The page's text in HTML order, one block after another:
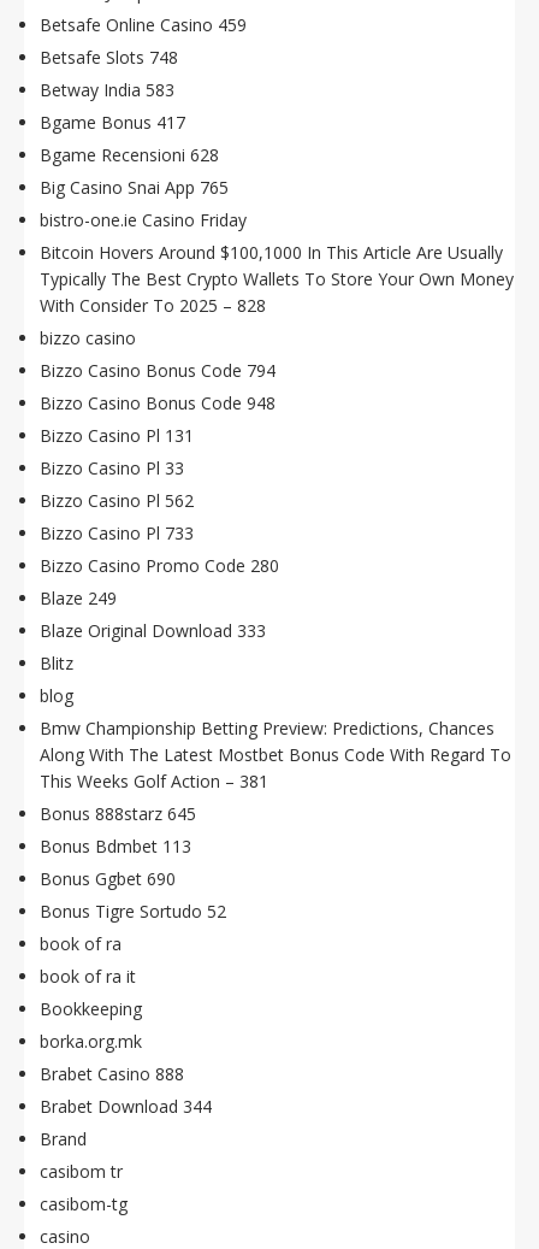
Betsafe Online Casino 459
Betsafe Slots 748
Betway India 583
Bgame Bonus 417
Bgame Recensioni 628
Big Casino Snai App 765
bistro-one.ie Casino Friday
Bitcoin Hovers Around $100,1000 In This Article Are Usually
Typically The Best Crypto Wallets To Store Your Own Money
With Consider To 2025 – 828
bizzo casino
Bizzo Casino Bonus Code 794
Bizzo Casino Bonus Code 948
Bizzo Casino Pl 131
Bizzo Casino Pl 33
Bizzo Casino Pl 562
Bizzo Casino Pl 733
Bizzo Casino Promo Code 280
Blaze 249
Blaze Original Download 333
Blitz
blog
Bmw Championship Betting Preview: Predictions, Chances
Along With The Latest Mostbet Bonus Code With Regard To
This Weeks Golf Action – 381
Bonus 888starz 645
Bonus Bdmbet 113
Bonus Ggbet 690
Bonus Tigre Sortudo 52
book of ra
book of ra it
Bookkeeping
borka.org.mk
Brabet Casino 888
Brabet Download 344
Brand
casibom tr
casibom-tg
casino